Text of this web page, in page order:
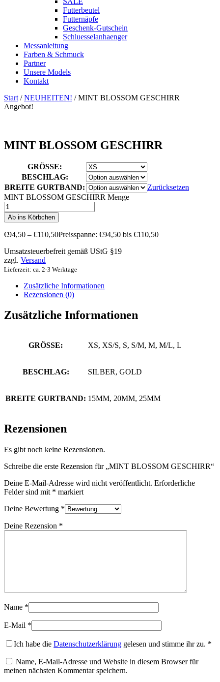
Futterbeutel
Futternäpfe
Geschenk-Gutschein
Schluesselanhaenger
Messanleitung
Farben & Schmuck
Partner
Unsere Models
Kontakt
Start /NEUHEITEN! / MINT BLOSSOM GESCHIRR
Angebot!
MINT BLOSSOM GESCHIRR
GRÖSSE:
BESCHLAG:
BREITE GURTBAND:
Zurücksetzen
MINT BLOSSOM GESCHIRR Menge
Ab ins Körbchen
€94,50 – €110,50Preisspanne: €94,50 bis €110,50
Umsatzsteuerbefreit gemäß UStG §19
zzgl. Versand
Lieferzeit: ca. 2-3 Werktage
Zusätzliche Informationen
Rezensionen (0)
Zusätzliche Informationen
GRÖSSE: XS, XS/S, S, S/M, M, M/L, L
BESCHLAG: SILBER, GOLD
BREITE GURTBAND: 15MM, 20MM, 25MM
Rezensionen
Es gibt noch keine Rezensionen.
Schreibe die erste Rezension für „MINT BLOSSOM GESCHIRR“
Deine E-Mail-Adresse wird nicht veröffentlicht. Erforderliche
Felder sind mit * markiert
Deine Bewertung *
Deine Rezension *
Name *
E-Mail *
Ich habe die Datenschutzerklärung gelesen und stimme ihr zu. *
Name, E-Mail-Adresse und Website in diesem Browser für
meinen nächsten Kommentar speichern.